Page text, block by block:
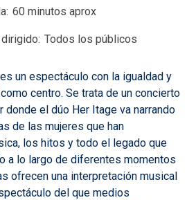
60 minutos aprox
Todos los públicos
un espectáculo con la igualdad y
centro. Se trata de un concierto
donde el dúo Her Itage va narrando
de las mujeres que han
los hitos y todo el legado que
a lo largo de diferentes momentos
ofrecen una interpretación musical
del que medios